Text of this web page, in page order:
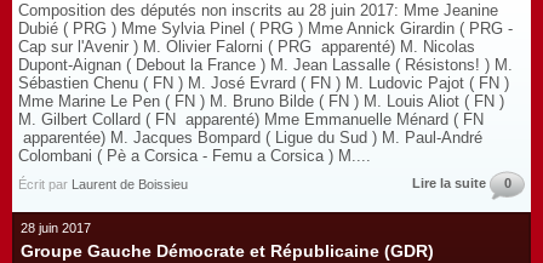
Composition des députés non inscrits au 28 juin 2017: Mme Jeanine
Dubié ( PRG ) Mme Sylvia Pinel ( PRG ) Mme Annick Girardin ( PRG -
Cap sur l'Avenir ) M. Olivier Falorni ( PRG apparenté) M. Nicolas
Dupont-Aignan ( Debout la France ) M. Jean Lassalle ( Résistons! ) M.
Sébastien Chenu ( FN ) M. José Evrard ( FN ) M. Ludovic Pajot ( FN )
Mme Marine Le Pen ( FN ) M. Bruno Bilde ( FN ) M. Louis Aliot ( FN )
M. Gilbert Collard ( FN apparenté) Mme Emmanuelle Ménard ( FN
apparentée) M. Jacques Bompard ( Ligue du Sud ) M. Paul-André
Colombani ( Pè a Corsica - Femu a Corsica ) M....
Écrit par Laurent de Boissieu Lire la suite 0
28 juin 2017
Groupe Gauche Démocrate et Républicaine (GDR)